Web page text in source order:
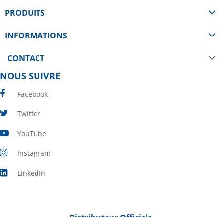
PRODUITS
INFORMATIONS
CONTACT
NOUS SUIVRE
Facebook
Twitter
YouTube
Instagram
LinkedIn